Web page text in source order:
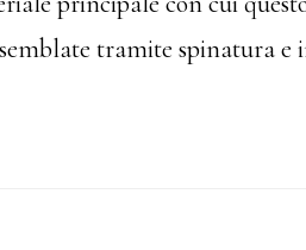
tramite spinatura